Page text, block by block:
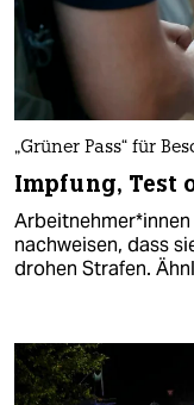
„Grüner Pass“ für
Impfung, Test
nachweisen, dass
drohen Strafen.